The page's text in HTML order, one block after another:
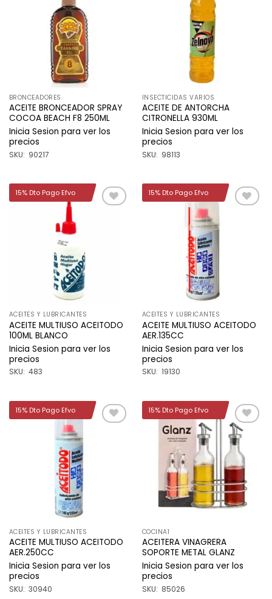
BRONCEADORES
ACEITE BRONCEADOR SPRAY
COCOA BEACH F8 250ML
Inicia Sesion para ver los
precios
SKU: 90217
INSECTICIDAS VARIOS
ACEITE DE ANTORCHA
CITRONELLA 930ML
Inicia Sesion para ver los
precios
SKU: 98113
ACEITES Y LUBRICANTES
ACEITE MULTIUSO ACEITODO
100ML BLANCO
Inicia Sesion para ver los
precios
SKU: 483
15% Dto Pago Efvo
ACEITES Y LUBRICANTES
ACEITE MULTIUSO ACEITODO
AER.135CC
Inicia Sesion para ver los
precios
SKU: 19130
15% Dto Pago Efvo
ACEITES Y LUBRICANTES
ACEITE MULTIUSO ACEITODO
AER.250CC
Inicia Sesion para ver los
precios
SKU: 30940
15% Dto Pago Efvo
Añadir
a la
lista de
deseos
COCINA1
ACEITERA VINAGRERA
SOPORTE METAL GLANZ
Inicia Sesion para ver los
precios
SKU: 85026
15% Dto Pago Efvo